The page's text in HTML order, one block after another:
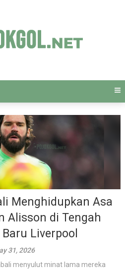
Menghidupkan Asa
Alisson di Tengah
Liverpool
31, 2026
menyulut minat lama mereka